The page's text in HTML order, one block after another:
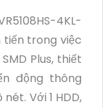
4KL-
tiến trong việc
Plus, thiết
động thông
Với 1 HDD,